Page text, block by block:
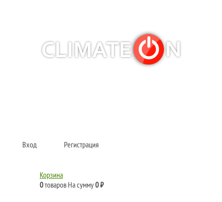
Вход Регистрация
Корзина
0товаров На сумму0 ₽